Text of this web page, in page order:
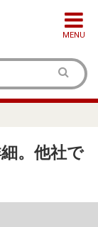
MENU
。他社で